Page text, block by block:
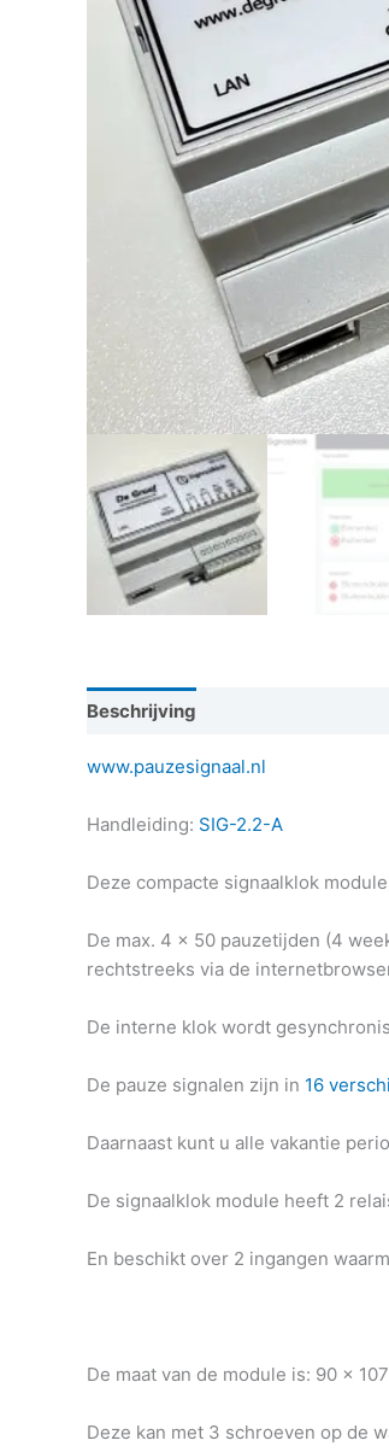
Beschrijving
www.pauzesignaal.nl
Handleiding: SIG-2.2-A
Deze compacte signaalklok module
De max. 4 x 50 pauzetijden (4
rechtstreeks via de
De interne klok wordt
De pauze signalen zijn in 16
Daarnaast kunt u alle vakantie
De signaalklok module heeft 2
En beschikt over 2 ingangen
De maat van de module is: 90 x
Deze kan met 3 schroeven op de